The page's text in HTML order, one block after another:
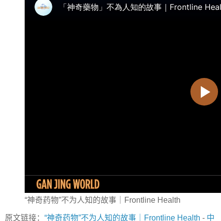
“神奇药物”不为人知的故事｜Frontline Health
原文链接： “神奇药物”不为人知的故事｜Frontline Health - 中